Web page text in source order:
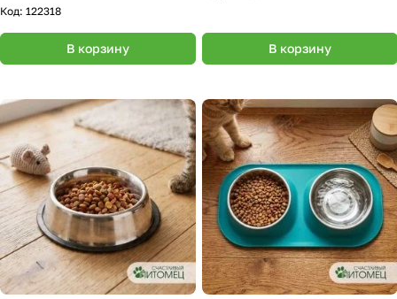
Код: 122318
В корзину В корзину